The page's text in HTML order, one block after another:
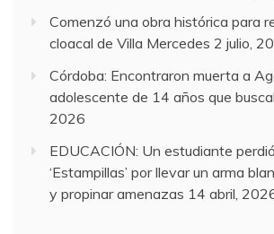
Comenzó una obra histórica para
cloacal de Villa Mercedes 2 julio,
Córdoba: Encontraron muerta a
adolescente de 14 años que
2026
EDUCACIÓN: Un estudiante
‘Estampillas’ por llevar un arma
y propinar amenazas 14 abril,